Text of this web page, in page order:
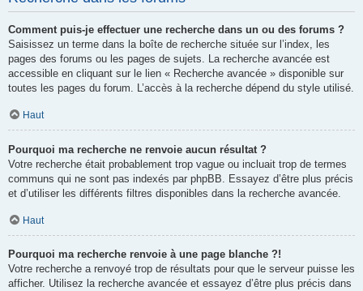
Comment puis-je effectuer une recherche dans un ou des forums ?
Saisissez un terme dans la boîte de recherche située sur l’index, les
pages des forums ou les pages de sujets. La recherche avancée est
accessible en cliquant sur le lien « Recherche avancée » disponible sur
toutes les pages du forum. L’accès à la recherche dépend du style utilisé.
Haut
Pourquoi ma recherche ne renvoie aucun résultat ?
Votre recherche était probablement trop vague ou incluait trop de termes
communs qui ne sont pas indexés par phpBB. Essayez d’être plus précis
et d’utiliser les différents filtres disponibles dans la recherche avancée.
Haut
Pourquoi ma recherche renvoie à une page blanche ?!
Votre recherche a renvoyé trop de résultats pour que le serveur puisse les
afficher. Utilisez la recherche avancée et essayez d’être plus précis dans